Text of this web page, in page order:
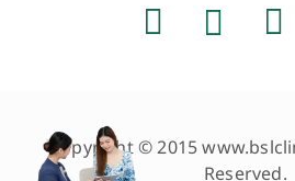
Copyright © 2015
Reserved.